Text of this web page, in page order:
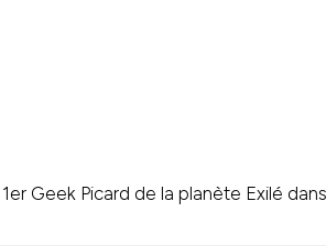
Geek Picard de la planète Exilé